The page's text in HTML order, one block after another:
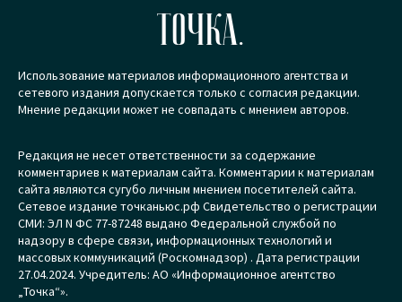
ТОЧКА.
Использование материалов информационного агентства и
сетевого издания допускается только с согласия редакции.
Мнение редакции может не совпадать с мнением авторов.
Редакция не несет ответственности за содержание
комментариев к материалам сайта. Комментарии к материалам
сайта являются сугубо личным мнением посетителей сайта.
Сетевое издание точканьюс.рф Свидетельство о регистрации
СМИ: ЭЛ N ФС 77-87248 выдано Федеральной службой по
надзору в сфере связи, информационных технологий и
массовых коммуникаций (Роскомнадзор) . Дата регистрации
27.04.2024. Учредитель: АО «Информационное агентство
„Точка“».